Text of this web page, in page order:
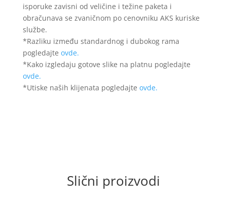
isporuke zavisni od veličine i težine paketa i
obračunava se zvaničnom po cenovniku AKS kuriske
službe.
*Razliku između standardnog i dubokog rama
pogledajte ovde.
*Kako izgledaju gotove slike na platnu pogledajte
ovde.
*Utiske naših klijenata pogledajte ovde.
Slični proizvodi